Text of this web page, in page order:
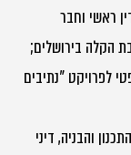
ראשי וחבר
הקלה בירושלים;
לפרויקט "נתיבים
והבניה, דיני